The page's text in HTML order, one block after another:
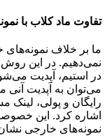
تفاوت ماد کلاب با
ما بر خلاف
نمی‌دهیم. در این
در استیم، آپدیت
می‌‌توان به آپدیت آنی
رایگان و پولی، لینک
اشاره کرد. این
نمونه‌های خارجی